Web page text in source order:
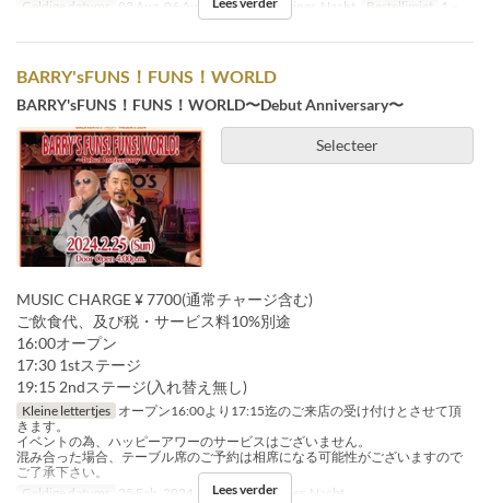
Geldige datums 03 Aug, 06 Aug Maaltijden Diner, Nacht Bestellimiet 1 ~
BARRY'sFUNS！FUNS！WORLD
BARRY'sFUNS！FUNS！WORLD〜Debut Anniversary〜
Selecteer
MUSIC CHARGE ¥ 7700(通常チャージ含む)
ご飲食代、及び税・サービス料10%別途
16:00オープン
17:30 1stステージ
19:15 2ndステージ(入れ替え無し)
Kleine lettertjes オープン16:00より17:15迄のご来店の受け付けとさせて頂
きます。
イベントの為、ハッピーアワーのサービスはございません。
混み合った場合、テーブル席のご予約は相席になる可能性がございますので
ご了承下さい。
Geldige datums
25 Feb, 2024 Maaltijden Diner, Nacht
Lees verder